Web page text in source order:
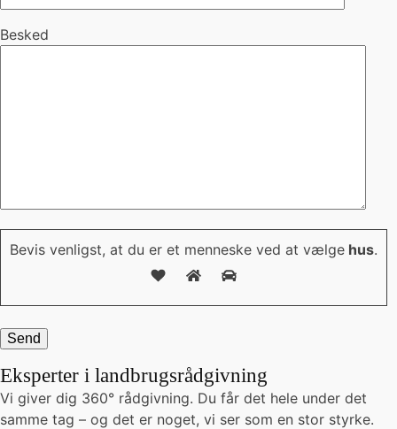
Besked
Bevis venligst, at du er et menneske ved at vælge hus.
Eksperter i landbrugsrådgivning
Vi giver dig 360° rådgivning. Du får det hele under det
samme tag – og det er noget, vi ser som en stor styrke.